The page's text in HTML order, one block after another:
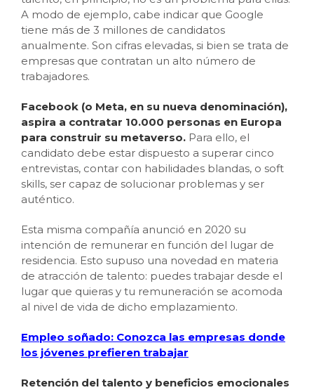
A modo de ejemplo, cabe indicar que Google
tiene más de 3 millones de candidatos
anualmente. Son cifras elevadas, si bien se trata de
empresas que contratan un alto número de
trabajadores.
Facebook (o Meta, en su nueva denominación),
aspira a contratar 10.000 personas en Europa
para construir su metaverso. Para ello, el
candidato debe estar dispuesto a superar cinco
entrevistas, contar con habilidades blandas, o soft
skills, ser capaz de solucionar problemas y ser
auténtico.
Esta misma compañía anunció en 2020 su
intención de remunerar en función del lugar de
residencia. Esto supuso una novedad en materia
de atracción de talento: puedes trabajar desde el
lugar que quieras y tu remuneración se acomoda
al nivel de vida de dicho emplazamiento.
Empleo soñado: Conozca las empresas donde
los jóvenes prefieren trabajar
Retención del talento y beneficios emocionales